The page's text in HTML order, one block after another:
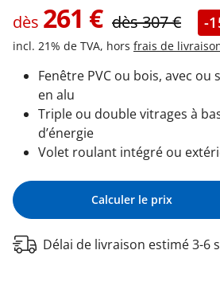
dès 261 € dès307€ -
incl. 21% de TVA, hors frais de
Fenêtre PVC ou bois, avec
en alu
Triple ou double vitrages à
d’énergie
Volet roulant intégré ou
Calculer le prix
Délai de livraison estimé 3-6